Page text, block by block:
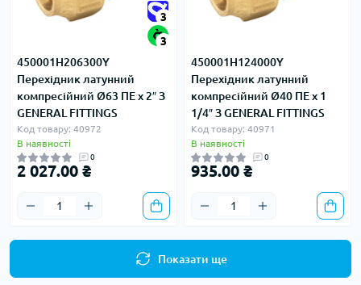
3
3
450001H206300Y
Перехідник латунний
компресійний Ø63 ПЕ x 2″ З
GENERAL FITTINGS
Код товару: 40972
В наявності
0
2 027.00 ₴
450001H124000Y
Перехідник латунний
компресійний Ø40 ПЕ x 1
1/4″ З GENERAL FITTINGS
Код товару: 40971
В наявності
0
935.00 ₴
Показати ще